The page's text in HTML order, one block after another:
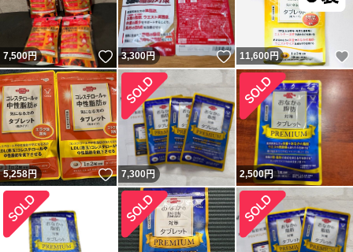
7,500円 いいね！
3,300円 いいね！
11,600 円
5,258円 いいね！
7,300円 2,500円